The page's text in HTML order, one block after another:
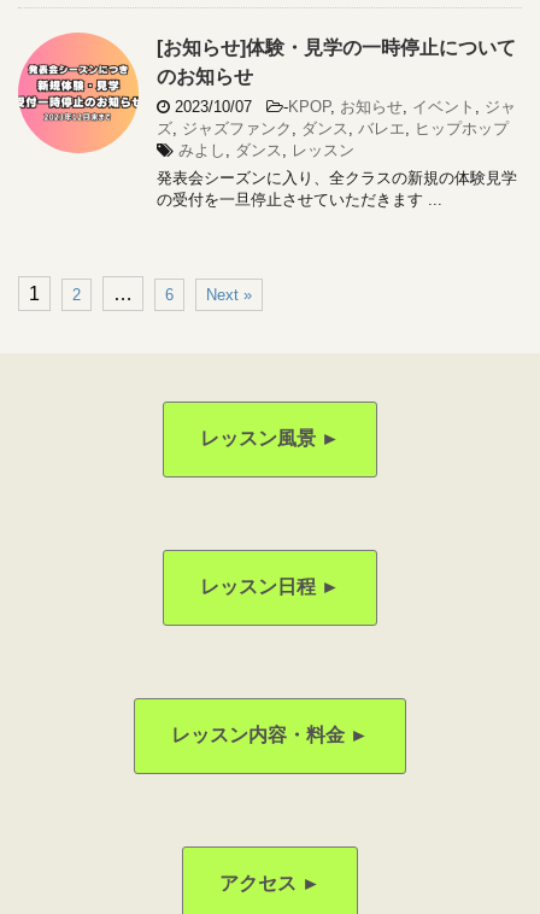
[お知らせ]体験・見学の一時停止について
のお知らせ
2023/10/07 -KPOP, お知らせ イベント
ジャ
ズ ジャズファンク ダンス バレエ
ヒップホップ
みよし
ダンス
レッスン
発表会シーズンに入り、全クラスの新規の体験見学
の受付を一旦停止させていただきます ...
1 2 … 6 Next »
レッスン風景 ►
レッスン日程 ►
レッスン内容・料金 ►
アクセス ►